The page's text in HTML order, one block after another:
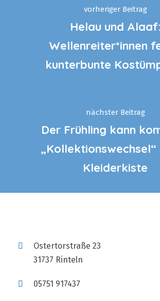
vorheriger Beitrag
Helau und Alaaf:
Wellenreiter*innen
kunterbunte
nächster Beitrag
Der Frühling kann
„Kollektionswechsel“
Kleiderkiste
Ostertorstraße 23
31737 Rinteln
05751 917437